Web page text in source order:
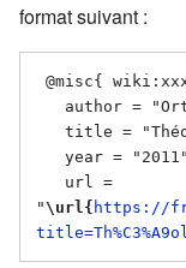
format suivant :
" \url{ https://